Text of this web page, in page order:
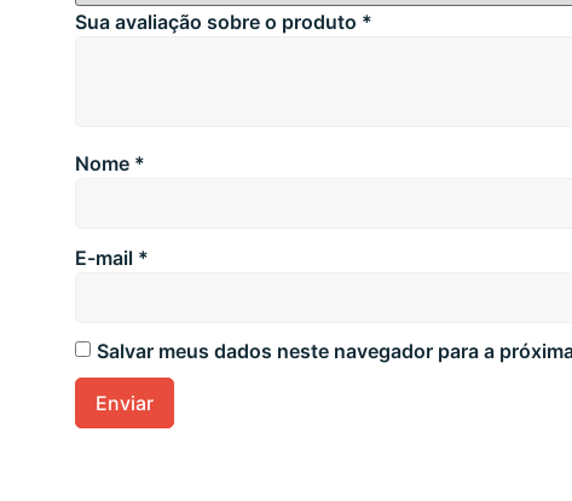
Sua avaliação sobre o produto *
Nome *
E-mail *
Salvar meus dados neste navegador para a